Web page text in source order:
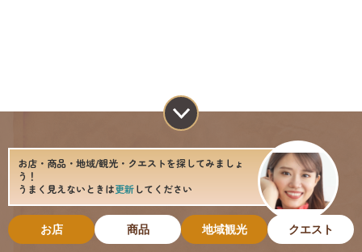
お店・商品・地域/観光・クエストを探してみましょ
う！
うまく見えないときは更新 してください
お店 商品 地域観光 クエスト